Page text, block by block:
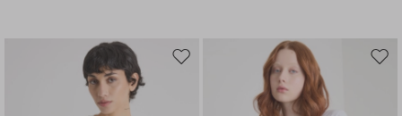
Sposta